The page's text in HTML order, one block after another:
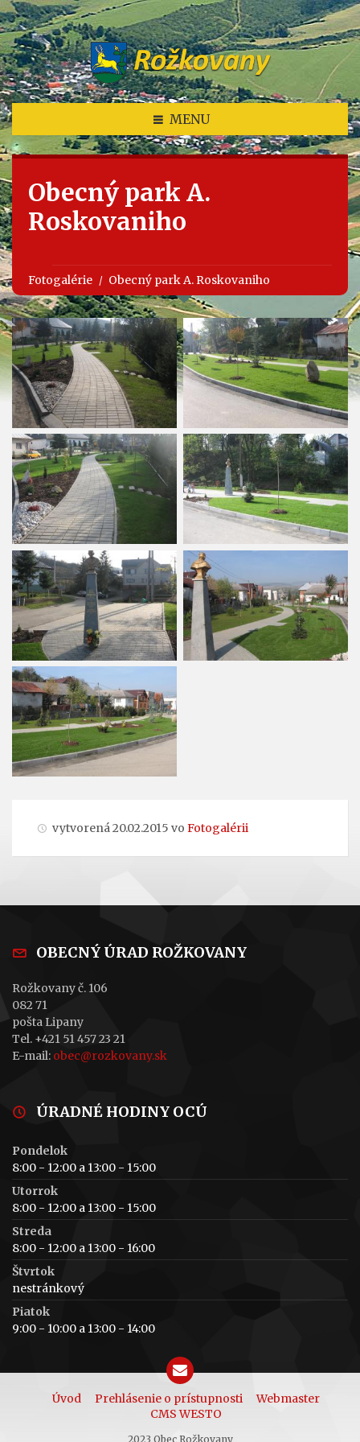
MENU
Obecný park A.
Roskovaniho
Fotogalérie Obecný park A. Roskovaniho
vytvorená 20.02.2015 vo Fotogalérii
OBECNÝ ÚRAD ROŽKOVANY
Rožkovany č. 106
082 71
pošta Lipany
Tel. +421 51 457 23 21
E-mail: obec@rozkovany.sk
ÚRADNÉ HODINY OCÚ
Pondelok
8:00 - 12:00 a 13:00 - 15:00
Utorrok
8:00 - 12:00 a 13:00 - 15:00
Streda
8:00 - 12:00 a 13:00 - 16:00
Štvrtok
nestránkový
Piatok
9:00 - 10:00 a 13:00 - 14:00
Úvod Prehlásenie o prístupnosti
Webmaster
CMS WESTO
2023 Obec Rožkovany